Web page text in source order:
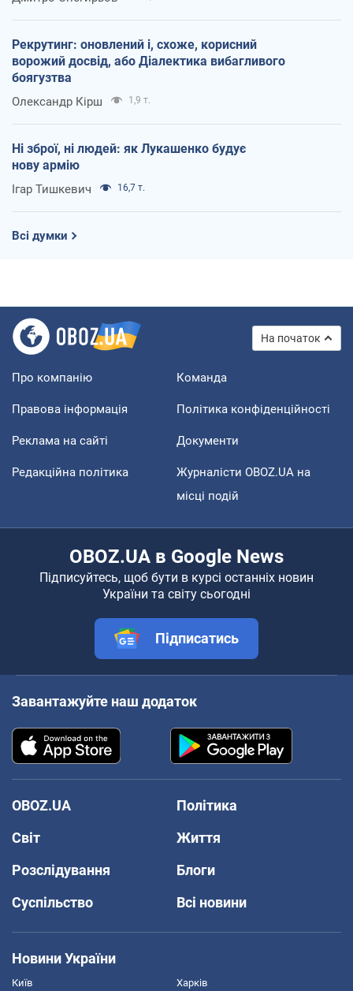
Рекрутинг: оновлений і, схоже, корисний
ворожий досвід, або Діалектика вибагливого
боягузтва
Олександр Кірш 1,9 т.
Ні зброї, ні людей: як Лукашенко будує
нову армію
Ігар Тишкевич 16,7 т.
Всі думки
На початок
Про компанію Команда
Правова інформація Політика конфіденційності
Реклама на сайті Документи
Редакційна політика
Журналісти OBOZ.UA на
місці подій
OBOZ.UA в Google News
Підписуйтесь, щоб бути в курсі останніх новин
України та світу сьогодні
Підписатись
Завантажуйте наш додаток
OBOZ.UA
Політика
Світ
Життя
Розслідування
Блоги
Суспільство
Всі новини
Новини України
Київ Харків